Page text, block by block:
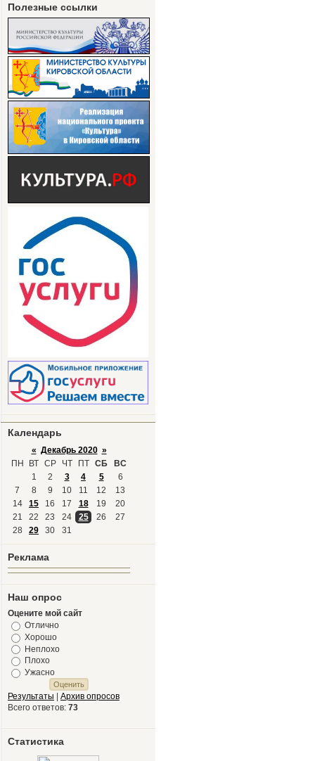
Полезные ссылки
Календарь
« Декабрь 2020 »
ПН
ВТ СР ЧТ ПТ СБ
ВС
1
2 3 4 5
6
7
8 9 10 11 12
13
14
15 16 17 18 19
20
21
22 23 24 25 26
27
28
29 30 31
Реклама
Наш опрос
Оцените мой сайт
Отлично
Хорошо
Неплохо
Плохо
Ужасно
Результаты
Архив опросов
Всего ответов: 73
Статистика